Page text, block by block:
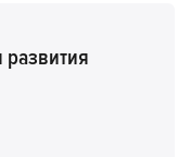
развития